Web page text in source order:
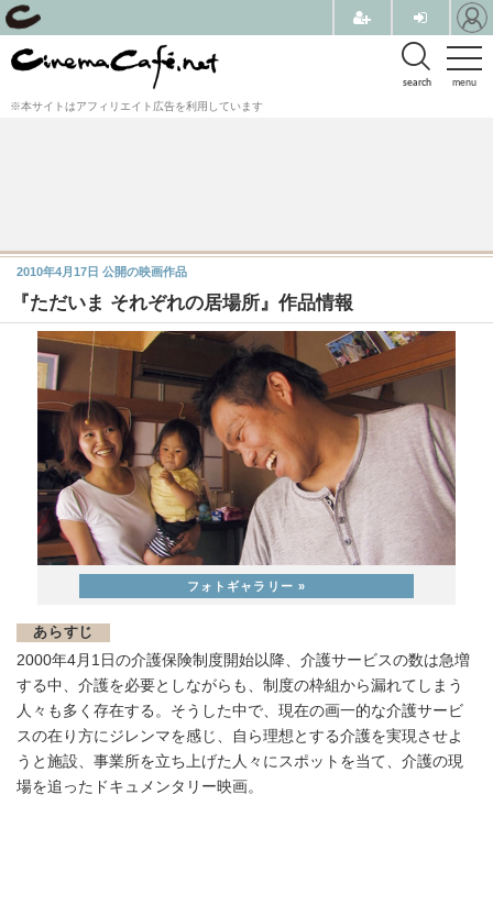
menu
search
※本サイトはアフィリエイト広告を利用しています
『ただいま それぞれの居場所』作品情報
2010年4月17日 公開の映画作品
あらすじ
2000年4月1日の介護保険制度開始以降、介護サービスの数は急増
する中、介護を必要としながらも、制度の枠組から漏れてしまう
人々も多く存在する。そうした中で、現在の画一的な介護サービ
スの在り方にジレンマを感じ、自ら理想とする介護を実現させよ
うと施設、事業所を立ち上げた人々にスポットを当て、介護の現
場を追ったドキュメンタリー映画。